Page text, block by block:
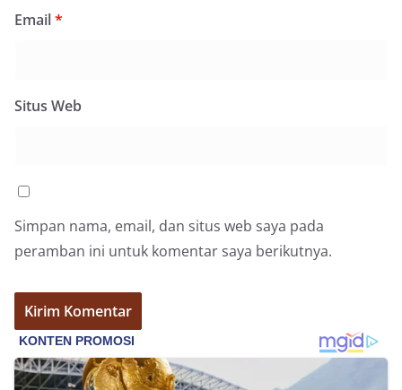
Email*
Situs Web
Simpan nama, email, dan situs web saya pada
peramban ini untuk komentar saya berikutnya.